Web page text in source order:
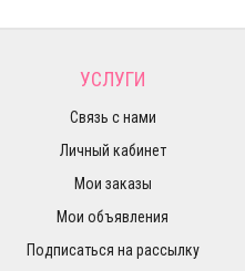
УСЛУГИ
Связь с нами
Личный кабинет
Мои заказы
Мои объявления
Подписаться на рассылку